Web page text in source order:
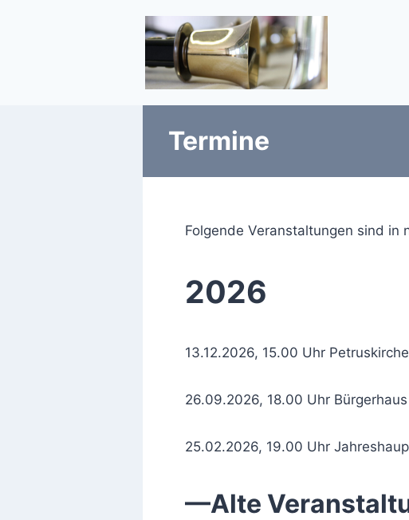
Termine
Folgende Veranstaltungen sind in
2026
13.12.2026, 15.00 Uhr
26.09.2026, 18.00 Uhr
25.02.2026, 19.00 Uhr
—Alte